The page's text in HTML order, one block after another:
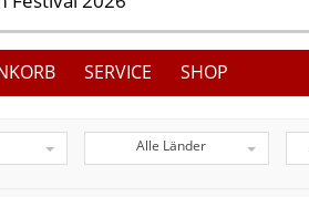
SERVICE SHOP
Alle Länder